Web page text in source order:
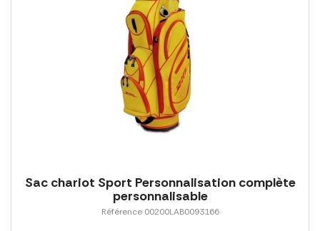
Sac chariot Sport Personnalisation complète
personnalisable
Référence 00200LAB0093166